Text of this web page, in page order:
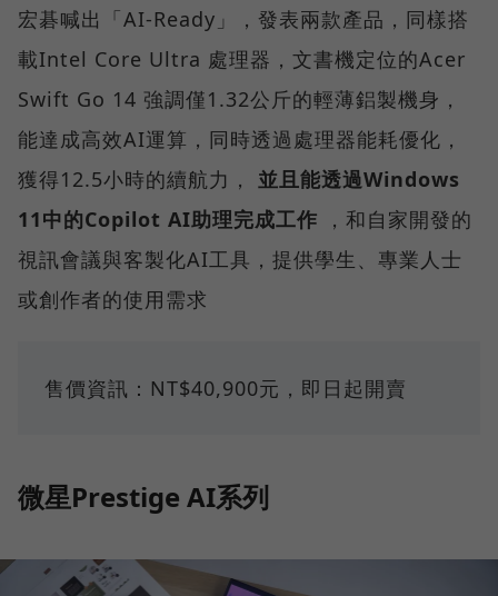
宏碁喊出「AI-Ready」，發表兩款產品，同樣搭
載Intel Core Ultra 處理器，文書機定位的Acer
Swift Go 14 強調僅1.32公斤的輕薄鋁製機身，
能達成高效AI運算，同時透過處理器能耗優化，
獲得12.5小時的續航力， 並且能透過Windows
11中的Copilot AI助理完成工作 ，和自家開發的
視訊會議與客製化AI工具，提供學生、專業人士
或創作者的使用需求
售價資訊：NT$40,900元，即日起開賣
微星Prestige AI系列